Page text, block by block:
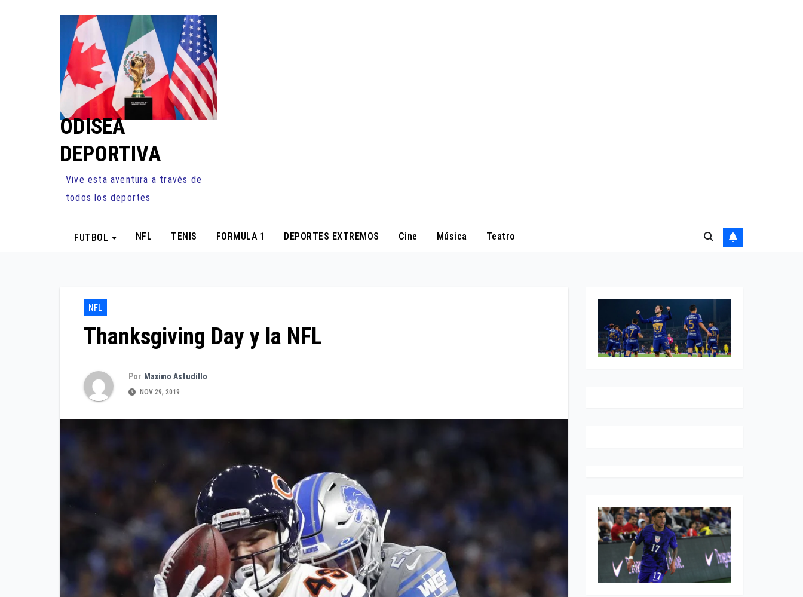
ODISEA
DEPORTIVA
Vive esta aventura a través de
todos los deportes
FUTBOL NFL TENIS FORMULA 1 DEPORTES EXTREMOS Cine Música Teatro
NFL
Thanksgiving Day y la NFL
Por Maximo Astudillo
NOV 29, 2019